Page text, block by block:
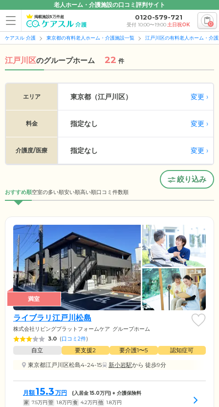
老人ホーム・介護施設の口コミ評判サイト
掲載施設5万件超 0120-579-721
受付 10:00〜19:00土日祝OK 0
ケアスル 介護 東京都の有料老人ホーム・介護施設一覧 江戸川区の有料老人ホーム・介
江戸川区のグループホーム 22 件
エリア 東京都（江戸川区） 変更
料金 指定なし 変更
介護度/医療 指定なし 変更
絞り込み
おすすめ順空室の多い順安い順高い順口コミ件数順
満室
ライブラリ江戸川松島
株式会社リビングプラットフォームケア グループホーム
3.0 (口コミ2件)
自立 要支援2 要介護1〜5
認知症可
東京都江戸川区松島4-24-15
新小岩駅から 徒歩9分
月額15.3 万円 (入居金15.0万円) + 介護保険料
家 7.5万円 管 1.8万円 食 4.2万円 他 1.8万円